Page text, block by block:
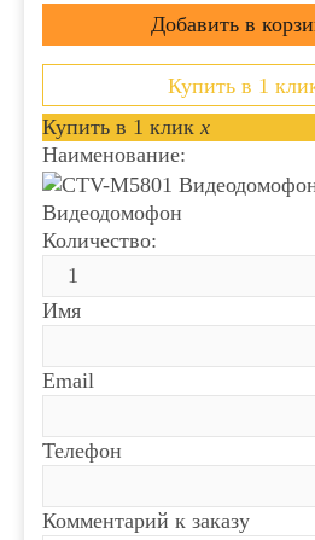
Купить в 1
Купить в 1 клик x
Наименование:
Видеодомофон
Количество:
Имя
Email
Телефон
Комментарий к заказу